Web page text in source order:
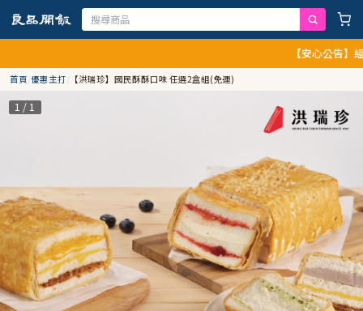
【安心公告】經查證
首頁/優惠主打/ 【洪瑞珍】國民酥酥口味 任選2盒組(免運)
1 / 1